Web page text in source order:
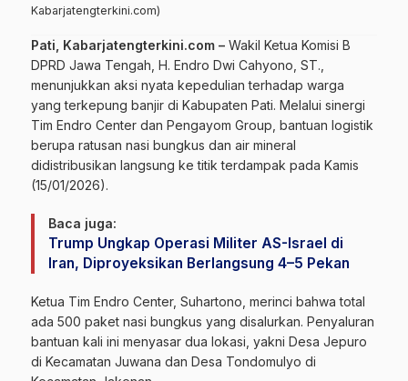
Kabarjatengterkini.com)
Pati, Kabarjatengterkini.com – Wakil Ketua Komisi B
DPRD Jawa Tengah, H. Endro Dwi Cahyono, ST.,
menunjukkan aksi nyata kepedulian terhadap warga
yang terkepung banjir di Kabupaten Pati. Melalui sinergi
Tim Endro Center dan Pengayom Group, bantuan logistik
berupa ratusan nasi bungkus dan air mineral
didistribusikan langsung ke titik terdampak pada Kamis
(15/01/2026).
Baca juga:
Trump Ungkap Operasi Militer AS-Israel di
Iran, Diproyeksikan Berlangsung 4–5 Pekan
Ketua Tim Endro Center, Suhartono, merinci bahwa total
ada 500 paket nasi bungkus yang disalurkan. Penyaluran
bantuan kali ini menyasar dua lokasi, yakni Desa Jepuro
di Kecamatan Juwana dan Desa Tondomulyo di